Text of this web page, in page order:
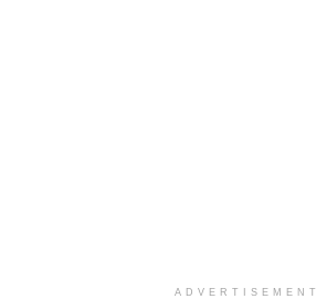
ADVERTISEMENT